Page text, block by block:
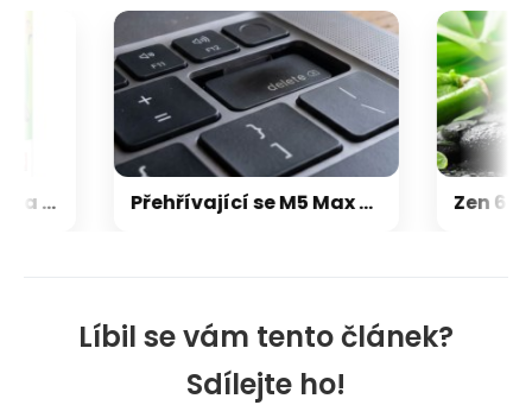
Líbil se vám tento článek?
Sdílejte ho!
Microsoft chce, aby na Xbox Helix běhaly všechny hry, které kdy vyšly pro Xbox Přehřívající se M5 Max MacBook Pro trápí zaseklé klávesy, cena opravy je $895